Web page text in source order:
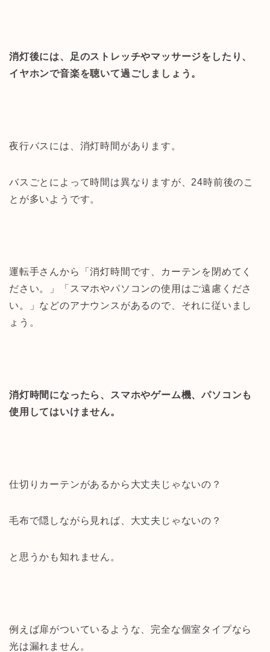
消灯後には、足のストレッチやマッサージをしたり、
イヤホンで音楽を聴いて過ごしましょう。
夜行バスには、消灯時間があります。
バスごとによって時間は異なりますが、24時前後のこ
とが多いようです。
運転手さんから「消灯時間です、カーテンを閉めてく
ださい。」「スマホやパソコンの使用はご遠慮くださ
い。」などのアナウンスがあるので、それに従いまし
ょう。
消灯時間になったら、スマホやゲーム機、パソコンも
使用してはいけません。
仕切りカーテンがあるから大丈夫じゃないの？
毛布で隠しながら見れば、大丈夫じゃないの？
と思うかも知れません。
例えば扉がついているような、完全な個室タイプなら
光は漏れません。